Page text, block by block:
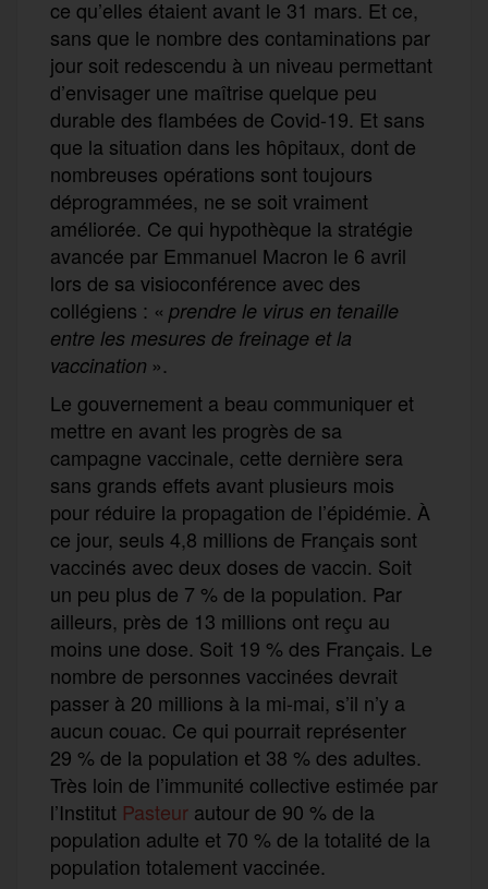
ce qu’elles étaient avant le 31 mars. Et ce,
sans que le nombre des contaminations par
jour soit redescendu à un niveau permettant
d’envisager une maîtrise quelque peu
durable des flambées de Covid-19. Et sans
que la situation dans les hôpitaux, dont de
nombreuses opérations sont toujours
déprogrammées, ne se soit vraiment
améliorée. Ce qui hypothèque la stratégie
avancée par Emmanuel Macron le 6 avril
lors de sa visioconférence avec des
collégiens : « prendre le virus en tenaille
entre les mesures de freinage et la
vaccination ».
Le gouvernement a beau communiquer et
mettre en avant les progrès de sa
campagne vaccinale, cette dernière sera
sans grands effets avant plusieurs mois
pour réduire la propagation de l’épidémie. À
ce jour, seuls 4,8 millions de Français sont
vaccinés avec deux doses de vaccin. Soit
un peu plus de 7 % de la population. Par
ailleurs, près de 13 millions ont reçu au
moins une dose. Soit 19 % des Français. Le
nombre de personnes vaccinées devrait
passer à 20 millions à la mi-mai, s’il n’y a
aucun couac. Ce qui pourrait représenter
29 % de la population et 38 % des adultes.
Très loin de l’immunité collective estimée par
l’Institut Pasteur autour de 90 % de la
population adulte et 70 % de la totalité de la
population totalement vaccinée.